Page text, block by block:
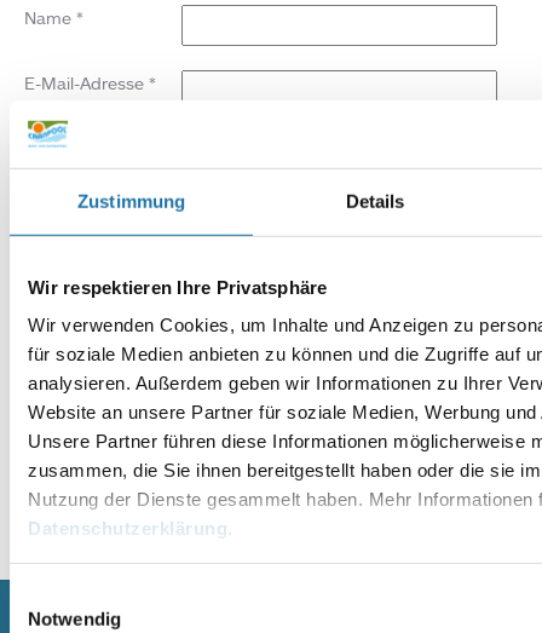
Zustimmung Details
Wir respektieren Ihre Privatsphäre
Wir verwenden Cookies, um Inhalte und Anzeigen zu
für soziale Medien anbieten zu können und die Zugriffe auf
analysieren. Außerdem geben wir Informationen zu Ihrer
Website an unsere Partner für soziale Medien, Werbung
Unsere Partner führen diese Informationen möglicherweise
zusammen, die Sie ihnen bereitgestellt haben oder die sie
Nutzung der Dienste gesammelt haben. Mehr Informationen
Datenschutzerklärung.
Notwendig
Name *
E-Mail-Adresse *
Website
Alternative: